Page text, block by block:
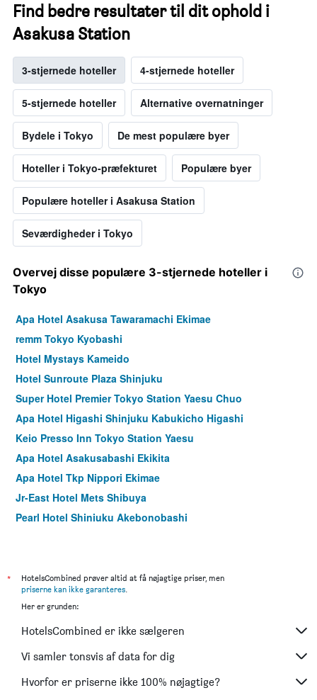
Find bedre resultater til dit ophold i
Asakusa Station
3-stjernede hoteller 4-stjernede hoteller
5-stjernede hoteller Alternative overnatninger
Bydele i Tokyo De mest populære byer
Hoteller i Tokyo-præfekturet Populære byer
Populære hoteller i Asakusa Station
Seværdigheder i Tokyo
Overvej disse populære 3-stjernede hoteller i
Tokyo
Apa Hotel Asakusa Tawaramachi Ekimae
remm Tokyo Kyobashi
Hotel Mystays Kameido
Hotel Sunroute Plaza Shinjuku
Super Hotel Premier Tokyo Station Yaesu Chuo
Apa Hotel Higashi Shinjuku Kabukicho Higashi
Keio Presso Inn Tokyo Station Yaesu
Apa Hotel Asakusabashi Ekikita
Apa Hotel Tkp Nippori Ekimae
Jr-East Hotel Mets Shibuya
Pearl Hotel Shinjuku Akebonobashi
Apa Hotel Shinjuku Kabukicho Chuo
La'gent Hotel Shinjuku Kabukicho
Sotetsu Fresa Inn Tokyo-Toyocho
Sotetsu Fresa Inn Tokyo-Kyobashi
Excel City Hotel
*
HotelsCombined prøver altid at få nøjagtige priser, men
priserne kan ikke garanteres.
Her er grunden:
HotelsCombined er ikke sælgeren
Vi samler tonsvis af data for dig
Hvorfor er priserne ikke 100% nøjagtige?